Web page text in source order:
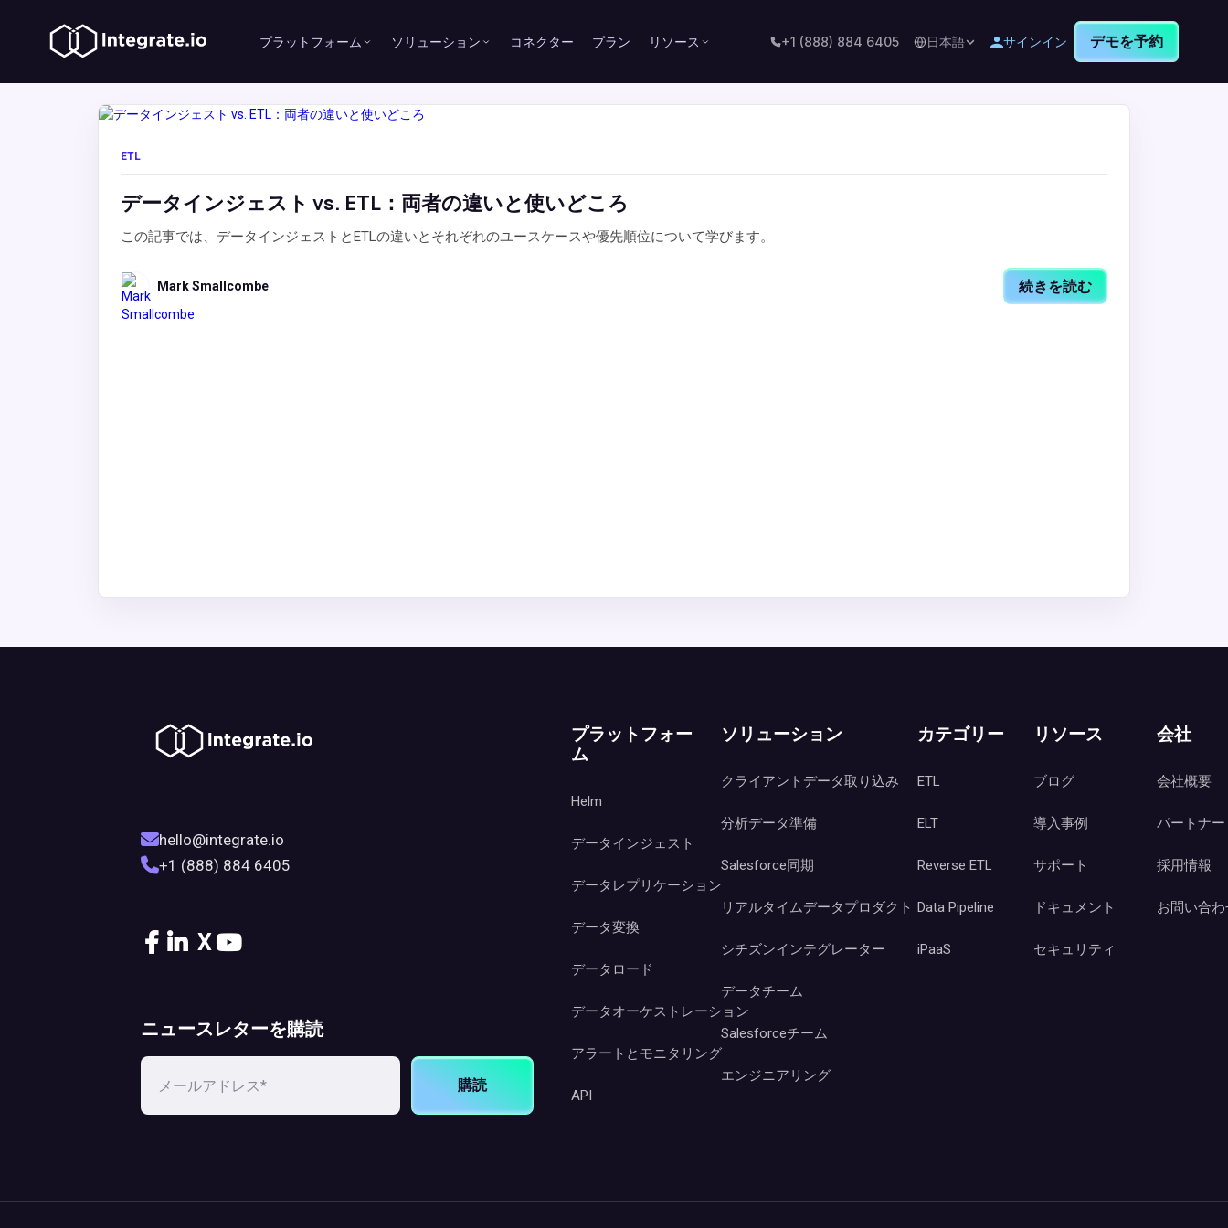
プラットフォーム ソリューション コネクター プラン リソース +1 (888) 884 6405 日本語 サインイン デモを予約
ETL
データインジェスト vs. ETL：両者の違いと使いどころ
この記事では、データインジェストとETLの違いとそれぞれのユースケースや優先順位について学びます。
Mark Smallcombe 続きを読む
hello@integrate.io
+1 (888) 884 6405
X
ニュースレターを購読
購読
プラットフォー
ム
Helm
データインジェスト
データレプリケーション
データ変換
データロード
データオーケストレーション
アラートとモニタリング
API
ソリューション
クライアントデータ取り込み
分析データ準備
Salesforce同期
リアルタイムデータプロダクト
シチズンインテグレーター
データチーム
Salesforceチーム
エンジニアリング
カテゴリー
ETL
ELT
Reverse ETL
Data Pipeline
iPaaS
リソース
ブログ
導入事例
サポート
ドキュメント
セキュリティ
会社
会社概要
パートナー
採用情報
お問い合わ